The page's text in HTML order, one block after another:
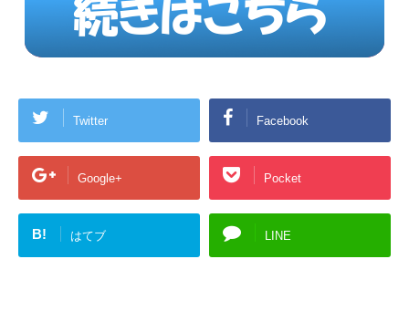
Twitter Facebook
Google+ Pocket
B! はてブ LINE